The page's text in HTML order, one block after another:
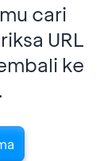
cari
URL
ke